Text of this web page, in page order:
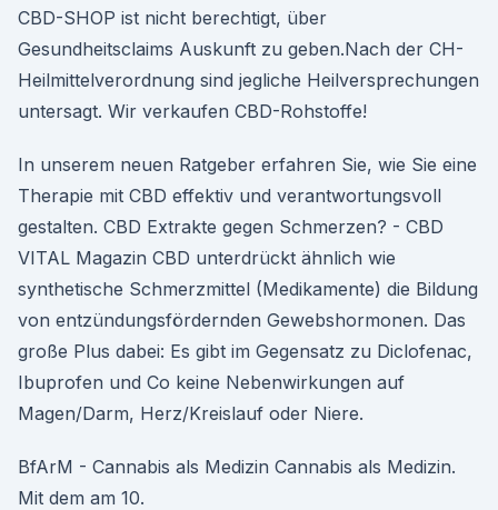
CBD-SHOP ist nicht berechtigt, über
Gesundheitsclaims Auskunft zu geben.Nach der CH-
Heilmittelverordnung sind jegliche Heilversprechungen
untersagt. Wir verkaufen CBD-Rohstoffe!
In unserem neuen Ratgeber erfahren Sie, wie Sie eine
Therapie mit CBD effektiv und verantwortungsvoll
gestalten. CBD Extrakte gegen Schmerzen? - CBD
VITAL Magazin CBD unterdrückt ähnlich wie
synthetische Schmerzmittel (Medikamente) die Bildung
von entzündungsfördernden Gewebshormonen. Das
große Plus dabei: Es gibt im Gegensatz zu Diclofenac,
Ibuprofen und Co keine Nebenwirkungen auf
Magen/Darm, Herz/Kreislauf oder Niere.
BfArM - Cannabis als Medizin Cannabis als Medizin.
Mit dem am 10.